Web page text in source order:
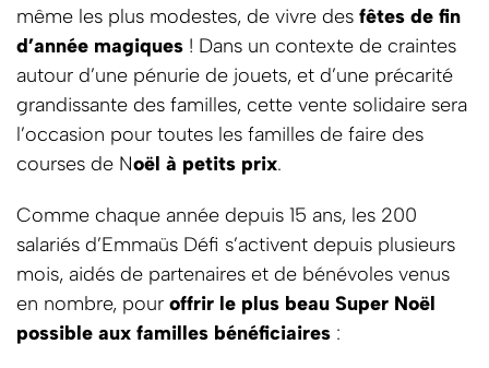
même les plus modestes, de vivre des fêtes de fin
d’année magiques ! Dans un contexte de craintes
autour d’une pénurie de jouets, et d’une précarité
grandissante des familles, cette vente solidaire sera
l’occasion pour toutes les familles de faire des
courses de Noël à petits prix.
Comme chaque année depuis 15 ans, les 200
salariés d’Emmaüs Défi s’activent depuis plusieurs
mois, aidés de partenaires et de bénévoles venus
en nombre, pour offrir le plus beau Super Noël
possible aux familles bénéficiaires :